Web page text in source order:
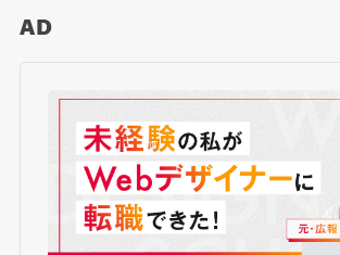
AD